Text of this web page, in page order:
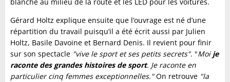
Gérard Holtz explique ensuite que l’ouvrage est né d’une
répartition du travail puisqu’il a été écrit aussi par Julien
Holtz, Basile Davoine et Bernard Denis. Il revient pour finir
sur son spectacle "vive le sport et ses petits secrets". "Moi je
raconte des grandes histoires de sport. Je raconte en
particulier cinq femmes exceptionnelles."On retrouve "la